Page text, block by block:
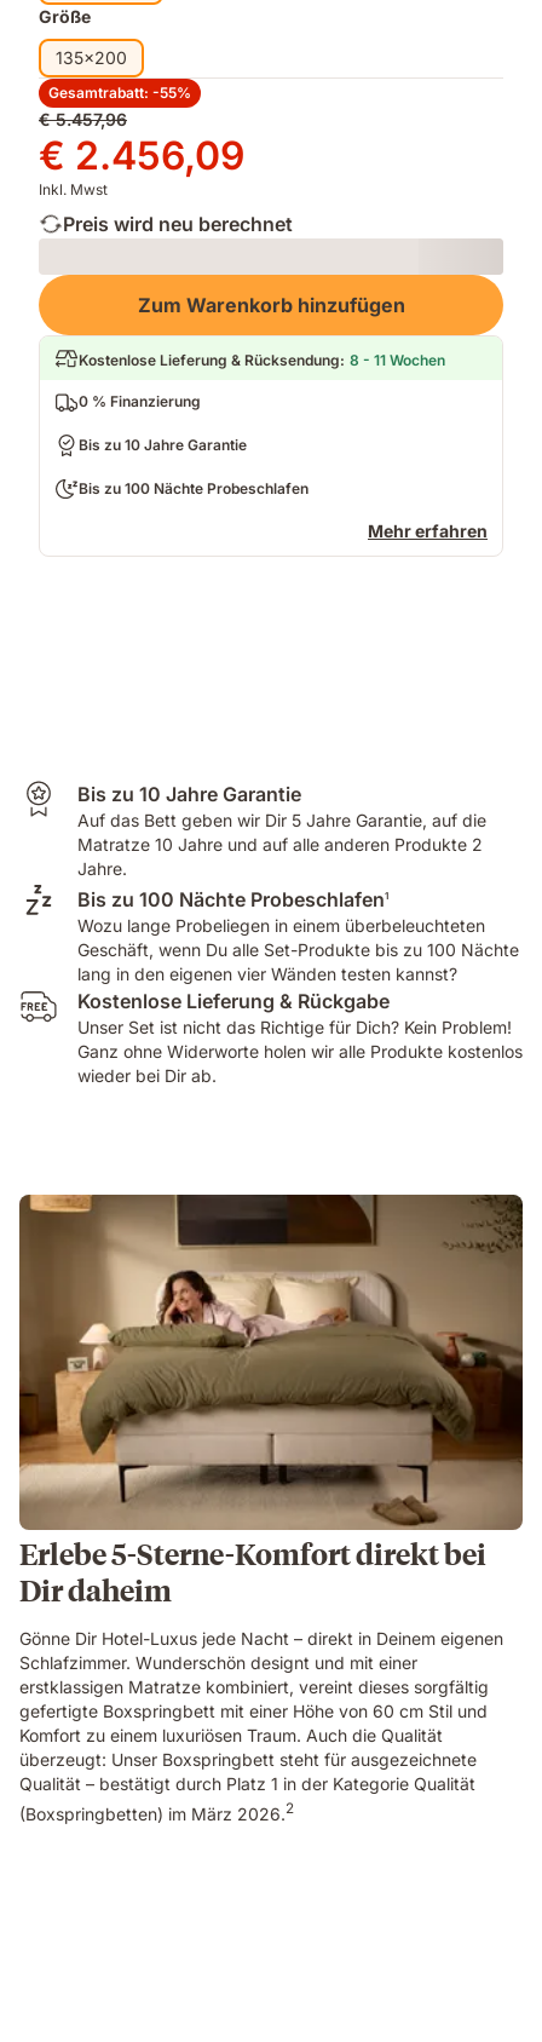
Größe
135x200
Gesamtrabatt: -55%
Ursprünglicher
Preis
€ 5.457,96
€ 5.457,96
Preis
€ 2.456,09
€ 2.456,09
Inkl. Mwst
Preis wird neu berechnet
Loading
Zum Warenkorb hinzufügen
Kostenlose Lieferung & Rücksendung: 8 - 11 Wochen
0 % Finanzierung
Bis zu 10 Jahre Garantie
Bis zu 100 Nächte Probeschlafen
Mehr erfahren
Bis zu 10 Jahre Garantie
Auf das Bett geben wir Dir 5 Jahre Garantie, auf die
Matratze 10 Jahre und auf alle anderen Produkte 2
Jahre.
Bis zu 100 Nächte Probeschlafen1
Wozu lange Probeliegen in einem überbeleuchteten
Geschäft, wenn Du alle Set-Produkte bis zu 100 Nächte
lang in den eigenen vier Wänden testen kannst?
Kostenlose Lieferung & Rückgabe
Unser Set ist nicht das Richtige für Dich? Kein Problem!
Ganz ohne Widerworte holen wir alle Produkte kostenlos
wieder bei Dir ab.
Erlebe 5-Sterne-Komfort direkt bei
Dir daheim
Gönne Dir Hotel-Luxus jede Nacht – direkt in Deinem eigenen
Schlafzimmer. Wunderschön designt und mit einer
erstklassigen Matratze kombiniert, vereint dieses sorgfältig
gefertigte Boxspringbett mit einer Höhe von 60 cm Stil und
Komfort zu einem luxuriösen Traum. Auch die Qualität
überzeugt: Unser Boxspringbett steht für ausgezeichnete
Qualität – bestätigt durch Platz 1 in der Kategorie Qualität
(Boxspringbetten) im März 2026.2